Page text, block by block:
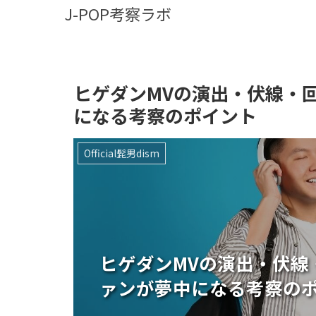
J-POP考察ラボ
ヒゲダンMVの演出・伏線・
になる考察のポイント
ヒゲダンMVの演出・伏
ァンが夢中になる考察の
Official髭男dism